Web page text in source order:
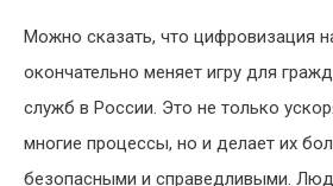
Можно сказать, что цифровизация
окончательно меняет игру для
служб в России. Это не только
многие процессы, но и делает их
безопасными и справедливыми.